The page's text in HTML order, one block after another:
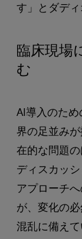
す」とダディ
臨床現場
む
AI導入のた
界の足並み
在的な問題
ディスカッ
アプローチ
が、変化の
混乱に備えて